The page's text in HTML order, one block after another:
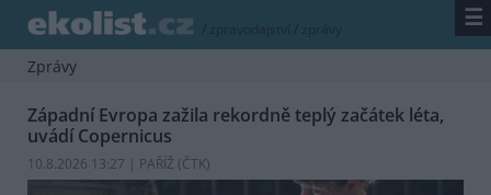
/ zpravodajství / zprávy ☰
Zprávy
Západní Evropa zažila rekordně teplý začátek léta,
uvádí Copernicus
10.8.2026 13:27 | PAŘÍŽ (ČTK)